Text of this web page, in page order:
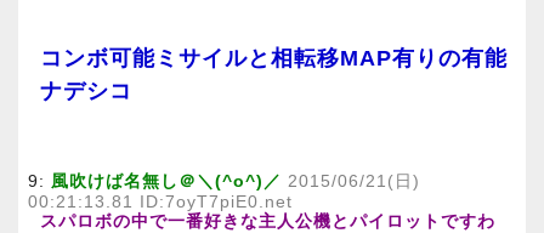
コンボ可能ミサイルと相転移MAP有りの有能
ナデシコ
9: 風吹けば名無し＠＼(^o^)／ 2015/06/21(日)
00:21:13.81 ID:7oyT7piE0.net
スパロボの中で一番好きな主人公機とパイロットですわ